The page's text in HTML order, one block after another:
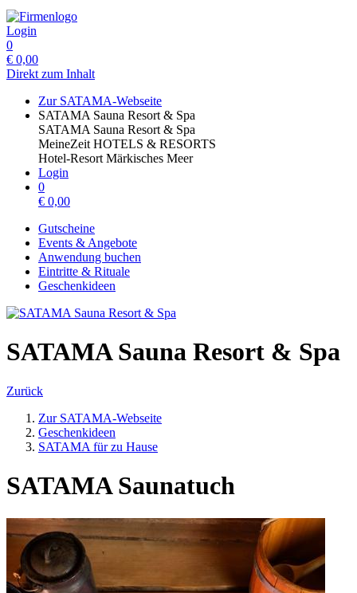
Login
0
€ 0,00
Direkt zum Inhalt
Zur SATAMA-Webseite
SATAMA Sauna Resort & Spa
SATAMA Sauna Resort & Spa
MeineZeit HOTELS & RESORTS
Hotel-Resort Märkisches Meer
Login
0
€ 0,00
Gutscheine
Events & Angebote
Anwendung buchen
Eintritte & Rituale
Geschenkideen
SATAMA Sauna Resort & Spa
Zurück
Zur SATAMA-Webseite
Geschenkideen
SATAMA für zu Hause
SATAMA Saunatuch